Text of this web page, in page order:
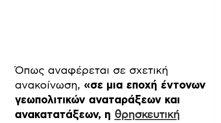
Όπως αναφέρεται σε σχετική
ανακοίνωση, «σε μια εποχή έντονων
γεωπολιτικών αναταράξεων και
ανακατατάξεων, η θρησκευτική